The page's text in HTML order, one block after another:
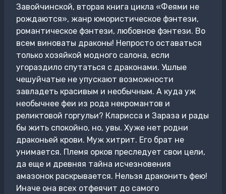
Завойчинской, вторая книга цикла «Феями не
рождаются», жанр юмористическое фэнтези,
романтическое фэнтези, любовное фэнтези. Во
всем виноваты драконы! Непросто оставаться
только хозяйкой модного салона, если
угораздило спутаться с драконами. Ушлые
чешуйчатые не упускают возможности
завладеть красивым и необычным. А куда уж
необычнее феи из рода некромантов и
реликтовой горгульи? Кларисса и Зараза и рады
бы жить спокойно, но, увы. Хуже нет родни
драконьей крови. Муж хитрит. Его брат не
унимается. Племя орков преследует свои цели,
да еще и древняя тайна исчезновения
амазонок раскрывается. Нельзя драконить фею!
Иначе она всех отфеячит до самого